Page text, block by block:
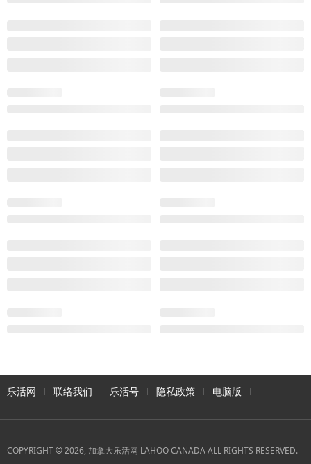
乐活网 联络我们 乐活号 隐私政策 电脑版
COPYRIGHT © 2026, 加拿大乐活网 LAHOO CANADA ALL RIGHTS RESERVED.